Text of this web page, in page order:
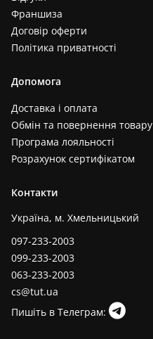
Франшиза
Договір оферти
Політика приватності
Допомога
Доставка і оплата
Обмін та повернення товару
Програма лояльності
Розрахунок сертифікатом
Контакти
Україна, м. Хмельницький
097-233-2003
099-233-2003
063-233-2003
cs@tut.ua
Пишіть в Телеграм: